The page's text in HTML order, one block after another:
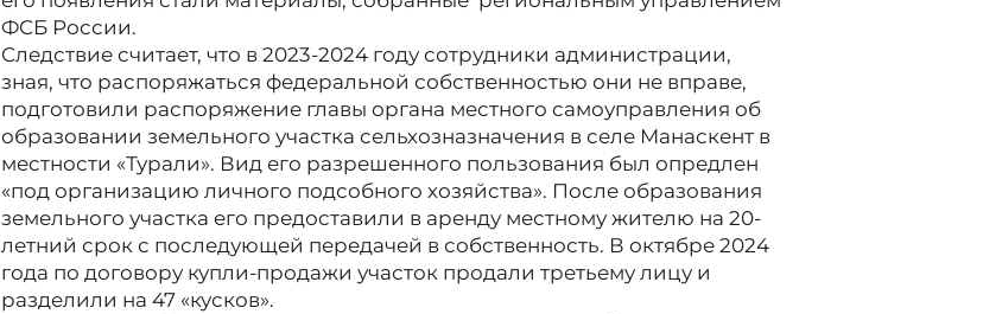
ФСБ России.
Следствие считает, что в 2023-2024 году сотрудники администрации,
зная, что распоряжаться федеральной собственностью они не вправе,
подготовили распоряжение главы органа местного самоуправления об
образовании земельного участка сельхозназначения в селе Манаскент в
местности «Турали». Вид его разрешенного пользования был опредлен
«под организацию личного подсобного хозяйства». После образования
земельного участка его предоставили в аренду местному жителю на 20-
летний срок с последующей передачей в собственность. В октябре 2024
года по договору купли-продажи участок продали третьему лицу и
разделили на 47 «кусков».